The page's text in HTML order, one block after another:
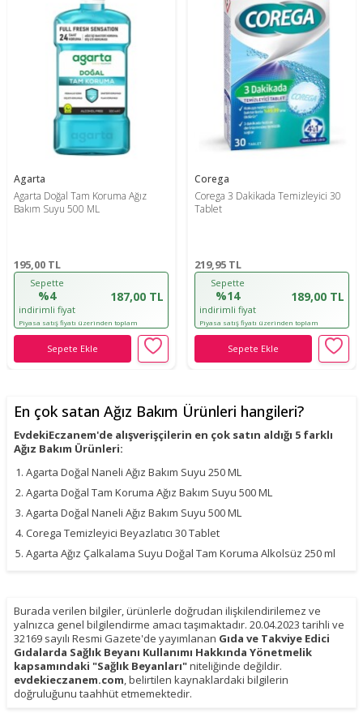
Agarta
Agarta Doğal Tam Koruma Ağız
Bakım Suyu 500 ML
195,00 TL
Sepette
%4
indirimli fiyat
187,00 TL
Piyasa satış fiyatı üzerinden toplam
indirim oranıdır!
Sepete Ekle
Corega
Corega 3 Dakikada Temizleyici 30
Tablet
219,95 TL
Sepette
%14
indirimli fiyat
189,00 TL
Piyasa satış fiyatı üzerinden toplam
indirim oranıdır!
Sepete Ekle
En çok satan Ağız Bakım Ürünleri hangileri?
EvdekiEczanem'de alışverişçilerin en çok satın aldığı 5 farklı
Ağız Bakım Ürünleri:
Agarta Doğal Naneli Ağız Bakım Suyu 250 ML
Agarta Doğal Tam Koruma Ağız Bakım Suyu 500 ML
Agarta Doğal Naneli Ağız Bakım Suyu 500 ML
Corega Temizleyici Beyazlatıcı 30 Tablet
Agarta Ağız Çalkalama Suyu Doğal Tam Koruma Alkolsüz 250 ml
Burada verilen bilgiler, ürünlerle doğrudan ilişkilendirilemez ve
yalnızca genel bilgilendirme amacı taşımaktadır. 20.04.2023 tarihli ve
32169 sayılı Resmi Gazete'de yayımlanan Gıda ve Takviye Edici
Gıdalarda Sağlık Beyanı Kullanımı Hakkında Yönetmelik
kapsamındaki "Sağlık Beyanları"niteliğinde değildir.
evdekieczanem.com, belirtilen kaynaklardaki bilgilerin
doğruluğunu taahhüt etmemektedir.